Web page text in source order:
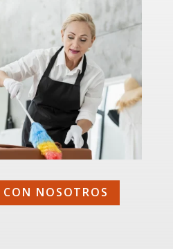
NOSOTROS